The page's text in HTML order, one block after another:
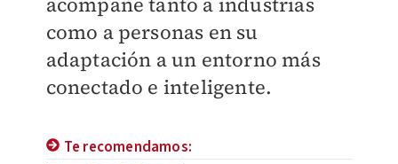
como a personas en su
adaptación a un entorno más
conectado e inteligente.
Te recomendamos: